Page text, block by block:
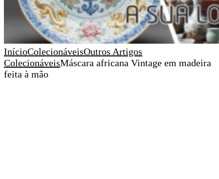
InícioColecionáveisOutros Artigos
ColecionáveisMáscara africana Vintage em madeira
feita à mão